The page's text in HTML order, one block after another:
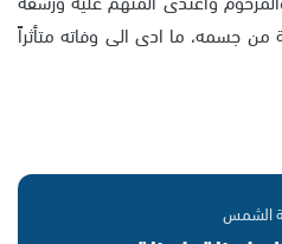
من جسمه، ما ادى الى وفاته متأثراً
الشمس